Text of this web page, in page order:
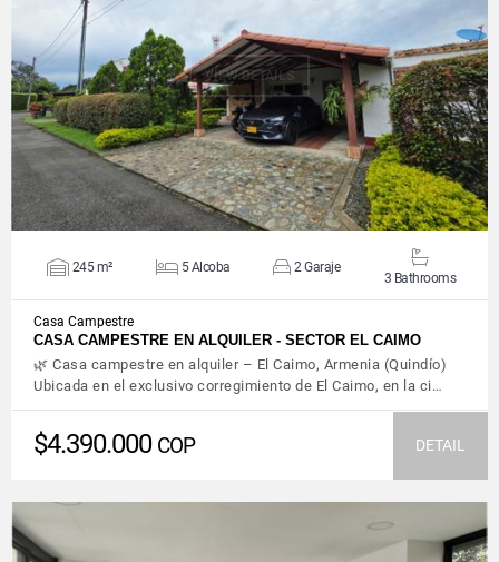
VIEW DETAILS
245 m² 5 Alcoba 2 Garaje
3 Bathrooms
Casa Campestre
CASA CAMPESTRE EN ALQUILER - SECTOR EL CAIMO
🌿 Casa campestre en alquiler – El Caimo, Armenia (Quindío)
Ubicada en el exclusivo corregimiento de El Caimo, en la ci…
$4.390.000 COP DETAIL